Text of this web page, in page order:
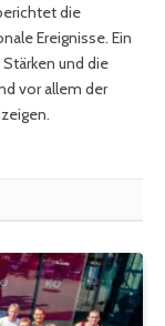
die
Ereignisse. Ein
und die
vor allem der